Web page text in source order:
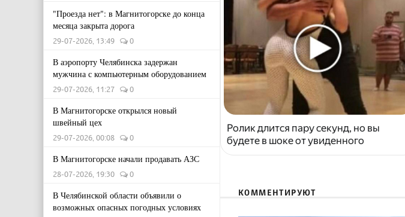
"Проезда нет": в Магнитогорске до конца
месяца закрыта дорога
29-07-2026, 13:49 0
В аэропорту Челябинска задержан
мужчина с компьютерным оборудованием
29-07-2026, 11:27 0
В Магнитогорске открылся новый
швейный цех
29-07-2026, 00:08 0
В Магнитогорске начали продавать АЗС
28-07-2026, 19:30 0
В Челябинской области объявили о
возможных опасных погодных условиях
Ролик длится пару секунд, но вы
будете в шоке от увиденного
КОММЕНТИРУЮТ